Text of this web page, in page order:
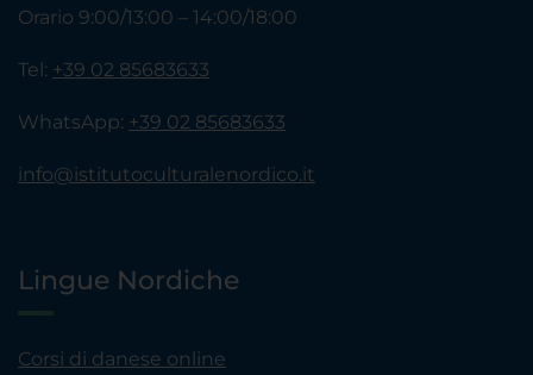
Orario 9:00/13:00 – 14:00/18:00
Tel: +39 02 85683633
WhatsApp: +39 02 85683633
info@istitutoculturalenordico.it
Lingue Nordiche
Corsi di danese online